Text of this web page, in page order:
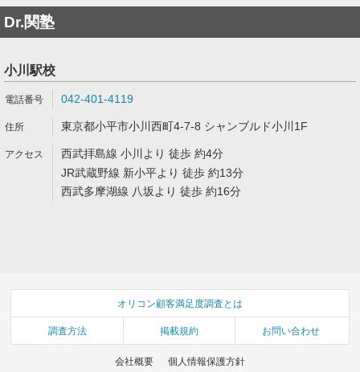
Dr.関塾
小川駅校
042-401-4119
東京都小平市小川西町4-7-8 シャンブルド小川1F
西武拝島線 小川より 徒歩 約4分
JR武蔵野線 新小平より 徒歩 約13分
西武多摩湖線 八坂より 徒歩 約16分
オリコン顧客満足度調査とは
調査方法 掲載規約 お問い合わせ
会社概要 個人情報保護方針